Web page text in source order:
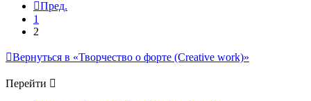
Пред.
1
2
Вернуться в «Творчество о форте (Creative work)»
Перейти